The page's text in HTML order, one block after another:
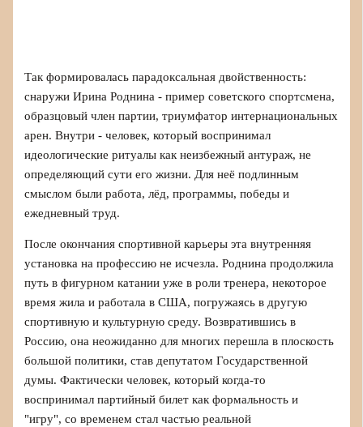
Так формировалась парадоксальная двойственность:
снаружи Ирина Роднина - пример советского спортсмена,
образцовый член партии, триумфатор интернациональных
арен. Внутри - человек, который воспринимал
идеологические ритуалы как неизбежный антураж, не
определяющий сути его жизни. Для неё подлинным
смыслом были работа, лёд, программы, победы и
ежедневный труд.
После окончания спортивной карьеры эта внутренняя
установка на профессию не исчезла. Роднина продолжила
путь в фигурном катании уже в роли тренера, некоторое
время жила и работала в США, погружаясь в другую
спортивную и культурную среду. Возвратившись в
Россию, она неожиданно для многих перешла в плоскость
большой политики, став депутатом Государственной
думы. Фактически человек, который когда-то
воспринимал партийный билет как формальность и
"игру", со временем стал частью реальной